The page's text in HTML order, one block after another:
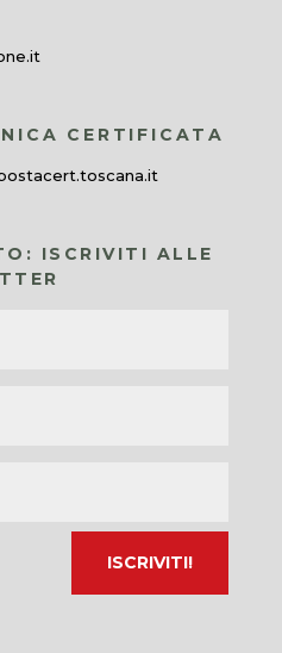
CERTIFICATA
ISCRIVITI ALLE